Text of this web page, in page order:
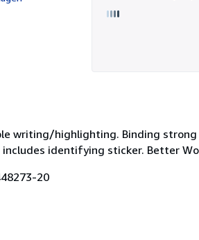
writing/highlighting. Binding
identifying sticker. Better
20